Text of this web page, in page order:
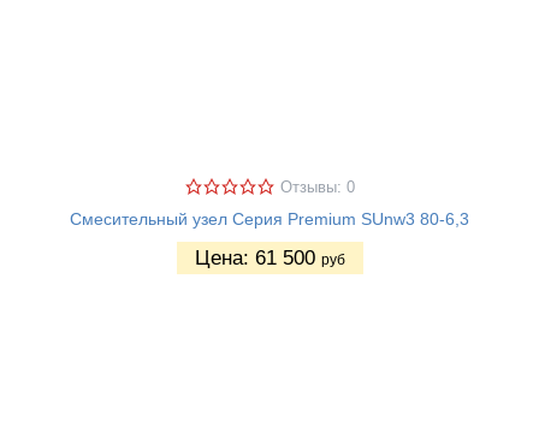
Отзывы: 0
Смесительный узел Серия Premium SUnw3 80-6,3
Цена: 61 500 руб